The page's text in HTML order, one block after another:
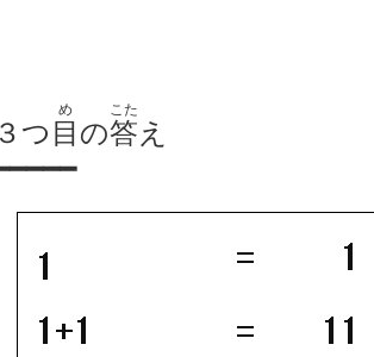
３つ 目
め
の答
こた
え